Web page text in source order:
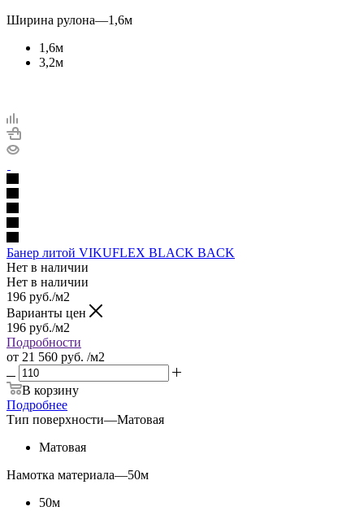
Ширина рулона—1,6м
1,6м
3,2м
Банер литой VIKUFLEX BLACK BACK
Нет в наличии
Нет в наличии
196 руб./м2
Варианты цен
196 руб./м2
Подробности
от 21 560 руб. /м2
В корзину
Подробнее
Тип поверхности—Матовая
Матовая
Намотка материала—50м
50м